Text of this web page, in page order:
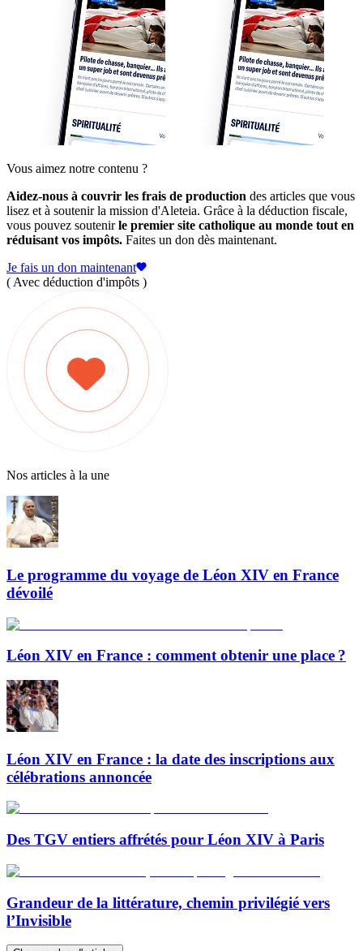
Vous aimez notre contenu ?
Aidez-nous à couvrir les frais de production des articles que vous
lisez et à soutenir la mission d'Aleteia. Grâce à la déduction fiscale,
vous pouvez soutenirle premier site catholique au monde tout en
réduisant vos impôts. Faites un don dès maintenant.
Je fais un don maintenant
( Avec déduction d'impôts )
Nos articles à la une
Le programme du voyage de Léon XIV en France
dévoilé
Léon XIV en France : comment obtenir une place ?
Léon XIV en France : la date des inscriptions aux
célébrations annoncée
Des TGV entiers affrétés pour Léon XIV à Paris
Grandeur de la littérature, chemin privilégié vers
l’Invisible